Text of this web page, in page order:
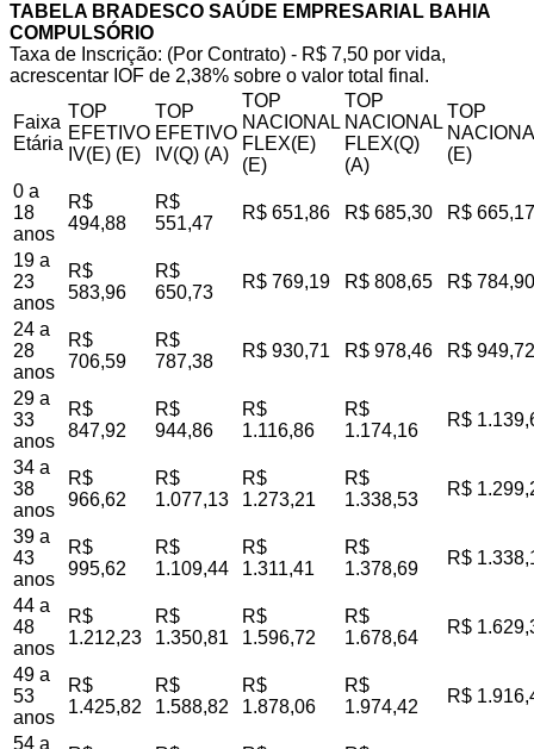
TABELA BRADESCO SAÚDE EMPRESARIAL BAHIA
COMPULSÓRIO
Taxa de Inscrição: (Por Contrato) - R$ 7,50 por vida,
acrescentar IOF de 2,38% sobre o valor total final.
Faixa
Etária
TOP
EFETIVO
IV(E) (E)
TOP
EFETIVO
IV(Q) (A)
TOP
NACIONAL
FLEX(E)
(E)
TOP
NACIONAL
FLEX(Q)
(A)
TOP
(E)
0 a
18
anos
R$
494,88
R$
551,47
R$ 651,86 R$ 685,30 R$ 665,17
19 a
23
anos
R$
583,96
R$
650,73
R$ 769,19 R$ 808,65 R$ 784,90
24 a
28
anos
R$
706,59
R$
787,38
R$ 930,71 R$ 978,46 R$ 949,72
29 a
33
anos
R$
847,92
R$
944,86
R$
1.116,86
R$
1.174,16
R$
34 a
38
anos
R$
966,62
R$
1.077,13
R$
1.273,21
R$
1.338,53
R$
39 a
43
anos
R$
995,62
R$
1.109,44
R$
1.311,41
R$
1.378,69
R$
44 a
48
anos
R$
1.212,23
R$
1.350,81
R$
1.596,72
R$
1.678,64
R$
49 a
53
anos
R$
1.425,82
R$
1.588,82
R$
1.878,06
R$
1.974,42
R$
54 a